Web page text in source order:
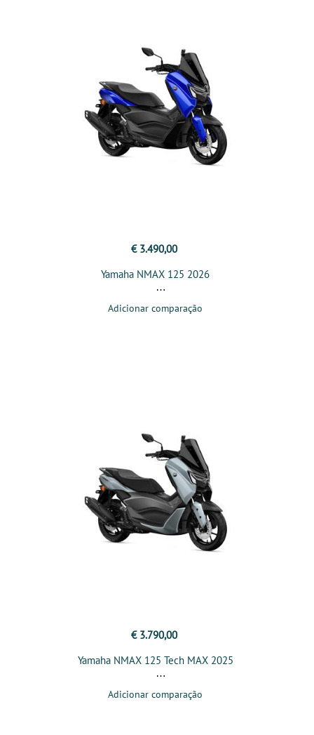
€ 3.490,00
Yamaha NMAX 125 2026
Adicionar comparação
€ 3.790,00
Yamaha NMAX 125 Tech MAX 2025
Adicionar comparação